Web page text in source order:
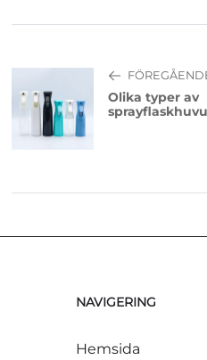
Olika typer av
NAVIGERING
Hemsida